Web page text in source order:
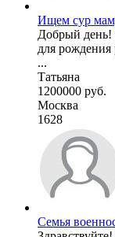
Ищем сур
Добрый
для рождения
...
Татьяна
1200000 руб.
Москва
1628
Семья